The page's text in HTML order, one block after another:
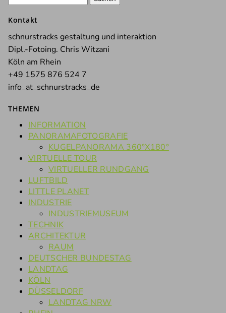
Kontakt
schnurstracks gestaltung und interaktion
Dipl.-Fotoing. Chris Witzani
Köln am Rhein
+49 1575 876 524 7
info_at_schnurstracks_de
THEMEN
INFORMATION
PANORAMAFOTOGRAFIE
KUGELPANORAMA 360°X180°
VIRTUELLE TOUR
VIRTUELLER RUNDGANG
LUFTBILD
LITTLE PLANET
INDUSTRIE
INDUSTRIEMUSEUM
TECHNIK
ARCHITEKTUR
RAUM
DEUTSCHER BUNDESTAG
LANDTAG
KÖLN
DÜSSELDORF
LANDTAG NRW